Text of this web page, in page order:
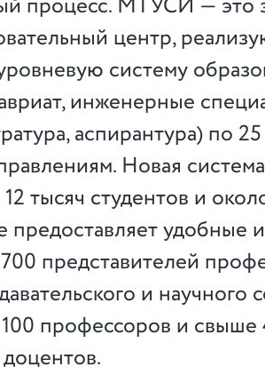
центр,
систему
инженерные
аспирантура) по
Новая
тысяч студентов и
предоставляет удобные
представителей
и научного
профессоров и свыше